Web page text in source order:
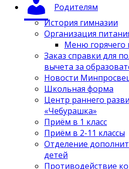
Родителям
История гимназии
Организация
Меню горячего
Заказ справки для
вычета за
Новости
Школьная форма
Центр раннего
«Чебурашка»
Приём в 1 класс
Приём в 2-11 классы
Отделение
детей
Противодействие